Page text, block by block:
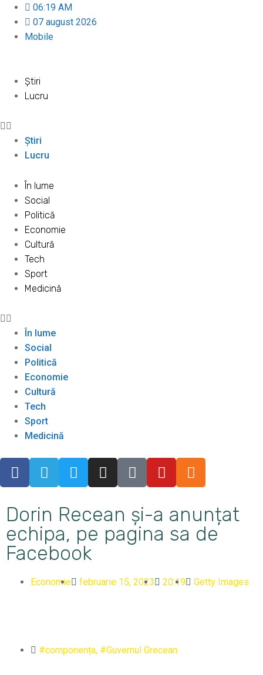
06:19 AM
07 august 2026
Mobile
Știri
Lucru
Știri
Lucru
În lume
Social
Politică
Economie
Cultură
Tech
Sport
Medicină
În lume
Social
Politică
Economie
Cultură
Tech
Sport
Medicină
Dorin Recean și-a anunțat
echipa, pe pagina sa de
Facebook
Economie februarie 15, 2023 20:19 Getty Images
#componența, #Guvernul Grecean